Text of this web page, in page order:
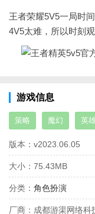
王者荣耀5V5一局时
4V5太难，所以时刻
游戏信息
策略 魔幻 英
版本： v2023.06.05
大小： 75.43MB
分类： 角色扮演
厂商： 成都游渠网络科